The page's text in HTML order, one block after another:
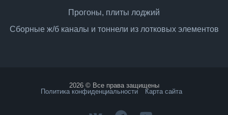
Прогоны, плиты лоджий
Сборные ж/б каналы и тоннели из лотковых элементов
2026 © Все права защищены
Политика конфиденциальности
Карта сайта